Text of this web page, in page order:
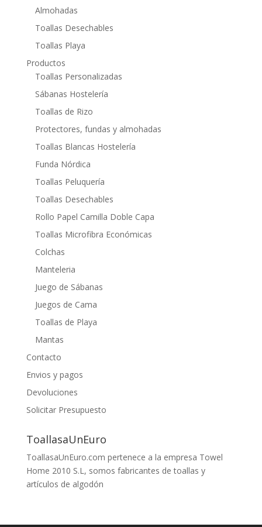
Almohadas
Toallas Desechables
Toallas Playa
Productos
Toallas Personalizadas
Sábanas Hostelería
Toallas de Rizo
Protectores, fundas y almohadas
Toallas Blancas Hostelería
Funda Nórdica
Toallas Peluquería
Toallas Desechables
Rollo Papel Camilla Doble Capa
Toallas Microfibra Económicas
Colchas
Manteleria
Juego de Sábanas
Juegos de Cama
Toallas de Playa
Mantas
Contacto
Envios y pagos
Devoluciones
Solicitar Presupuesto
ToallasaUnEuro
ToallasaUnEuro.com pertenece a la empresa Towel
Home 2010 S.L, somos fabricantes de toallas y
artículos de algodón